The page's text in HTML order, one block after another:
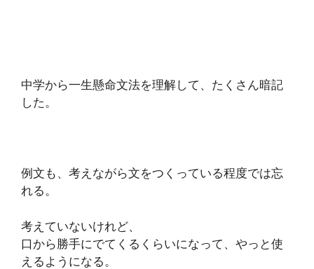
中学から一生懸命文法を理解して、 たくさん暗記
した。
例文も、考えながら文をつくっている程度では忘
れる。
考えていないけれど、
口から勝手にでてくるくらいになって、 やっと使
えるようになる。